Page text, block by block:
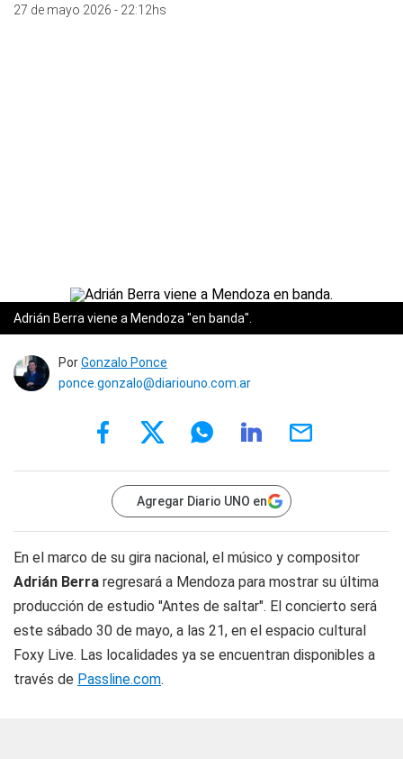
27 de mayo 2026 - 22:12hs
Adrián Berra viene a Mendoza "en banda".
PorGonzalo Ponce
ponce.gonzalo@diariouno.com.ar
Agregar Diario UNO en
En el marco de su gira nacional, el músico y compositor
Adrián Berra regresará a Mendoza para mostrar su última
producción de estudio "Antes de saltar". El concierto será
este sábado 30 de mayo, a las 21, en el espacio cultural
Foxy Live. Las localidades ya se encuentran disponibles a
través de Passline.com.